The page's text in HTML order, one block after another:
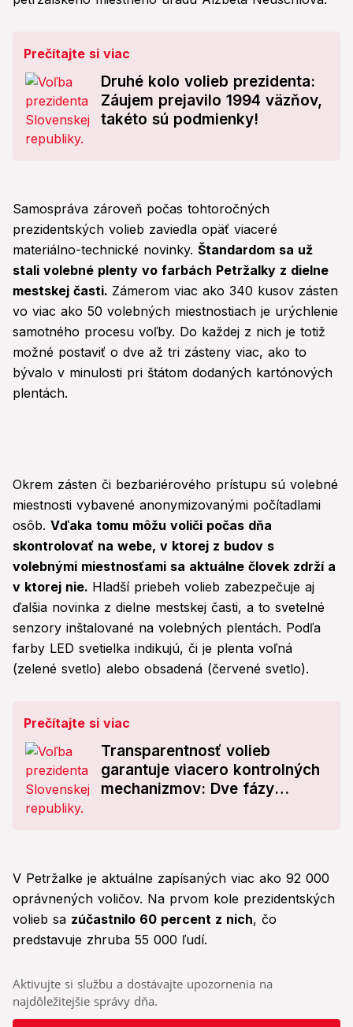
Prečítajte si viac
Druhé kolo volieb prezidenta:
Záujem prejavilo 1994 väzňov,
takéto sú podmienky!
Samospráva zároveň počas tohtoročných
prezidentských volieb zaviedla opäť viaceré
materiálno-technické novinky. Štandardom sa už
stali volebné plenty vo farbách Petržalky z dielne
mestskej časti. Zámerom viac ako 340 kusov zásten
vo viac ako 50 volebných miestnostiach je urýchlenie
samotného procesu voľby. Do každej z nich je totiž
možné postaviť o dve až tri zásteny viac, ako to
bývalo v minulosti pri štátom dodaných kartónových
plentách.
Okrem zásten či bezbariérového prístupu sú volebné
miestnosti vybavené anonymizovanými počítadlami
osôb. Vďaka tomu môžu voliči počas dňa
skontrolovať na webe, v ktorej z budov s
volebnými miestnosťami sa aktuálne človek zdrží a
v ktorej nie. Hladší priebeh volieb zabezpečuje aj
ďalšia novinka z dielne mestskej časti, a to svetelné
senzory inštalované na volebných plentách. Podľa
farby LED svetielka indikujú, či je plenta voľná
(zelené svetlo) alebo obsadená (červené svetlo).
Prečítajte si viac
Transparentnosť volieb
garantuje viacero kontrolných
mechanizmov: Dve fázy
V Petržalke je aktuálne zapísaných viac ako 92 000
oprávnených voličov. Na prvom kole prezidentských
volieb sa zúčastnilo 60 percent z nich, čo
predstavuje zhruba 55 000 ľudí.
Aktivujte si službu a dostávajte upozornenia na
najdôležitejšie správy dňa.